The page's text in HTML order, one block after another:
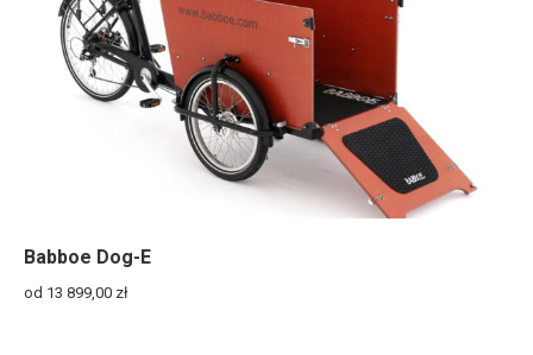
Babboe Dog-E
od 13 899,00 zł